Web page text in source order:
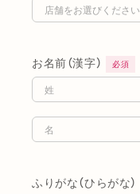
お名前（漢字） 必須
ふりがな（ひらがな）